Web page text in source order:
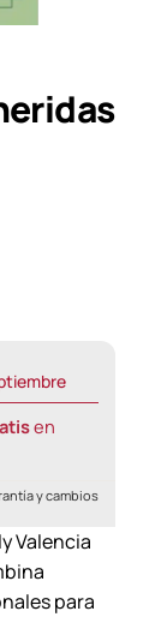
en
y cambios
Valencia
para